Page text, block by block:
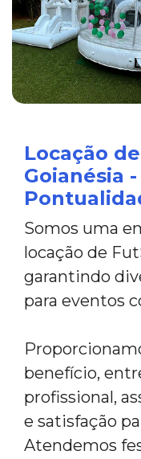
Locação
Goianésia
Somos uma
locação de
garantindo
para eventos
benefício,
profissional,
e satisfação
Atendemos